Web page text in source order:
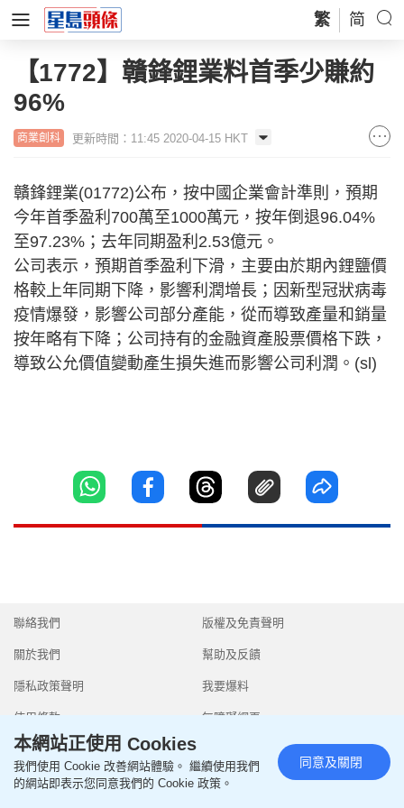
繁 简
【1772】贛鋒鋰業料首季少賺約
96%
商業創科 更新時間：11:45 2020-04-15 HKT
贛鋒鋰業(01772)公布，按中國企業會計準則，預期
今年首季盈利700萬至1000萬元，按年倒退96.04%
至97.23%；去年同期盈利2.53億元。
公司表示，預期首季盈利下滑，主要由於期內鋰鹽價
格較上年同期下降，影響利潤增長；因新型冠狀病毒
疫情爆發，影響公司部分產能，從而導致產量和銷量
按年略有下降；公司持有的金融資產股票價格下跌，
導致公允價值變動產生損失進而影響公司利潤。(sl)
聯絡我們
關於我們
隱私政策聲明
使用條款
版權及免責聲明
幫助及反饋
我要爆料
無障礙網頁
Copyright © 2026 SingTao Ltd.All rights reserved.
本網站正使用 Cookies
我們使用 Cookie 改善網站體驗。 繼續使用我們
的網站即表示您同意我們的 Cookie 政策。
同意及關閉